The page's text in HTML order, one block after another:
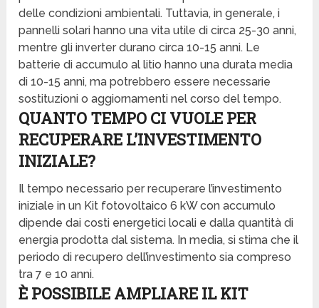
delle condizioni ambientali. Tuttavia, in generale, i
pannelli solari hanno una vita utile di circa 25-30 anni,
mentre gli inverter durano circa 10-15 anni. Le
batterie di accumulo al litio hanno una durata media
di 10-15 anni, ma potrebbero essere necessarie
sostituzioni o aggiornamenti nel corso del tempo.
QUANTO TEMPO CI VUOLE PER
RECUPERARE L’INVESTIMENTO
INIZIALE?
Il tempo necessario per recuperare l’investimento
iniziale in un Kit fotovoltaico 6 kW con accumulo
dipende dai costi energetici locali e dalla quantità di
energia prodotta dal sistema. In media, si stima che il
periodo di recupero dell’investimento sia compreso
tra 7 e 10 anni.
È POSSIBILE AMPLIARE IL KIT